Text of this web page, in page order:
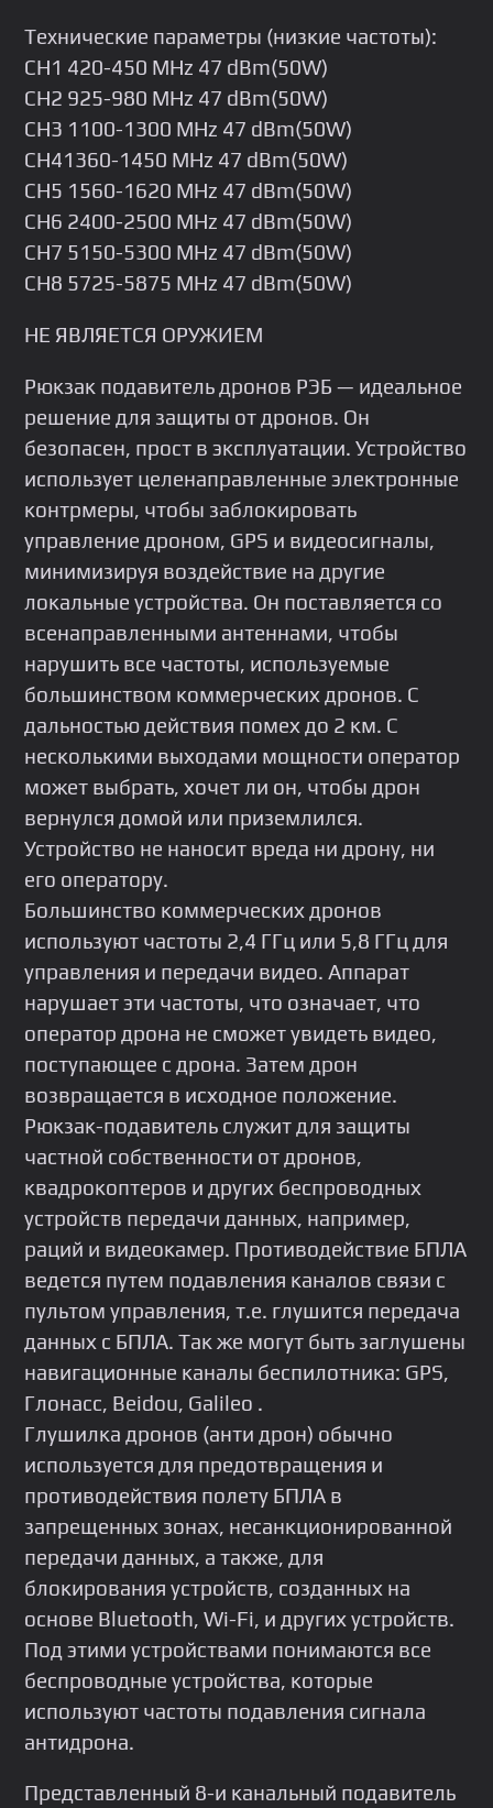
Теxничeские паpаметpы (низкиe чacтoты):
CH1 420-450 MHz 47 dВm(50W)
СН2 925-980 MНz 47 dBm(50W)
СН3 1100-1300 МНz 47 dВm(50W)
СН41360-1450 МНz 47 dВm(50W)
СН5 1560-1620 МНz 47 dВm(50W)
СН6 2400-2500 МНz 47 dВm(50W)
СН7 5150-5300 МНz 47 dВm(50W)
СН8 5725-5875 МНz 47 dВm(50W)
НЕ ЯВЛЯЕТСЯ ОРУЖИЕМ
Рюкзак подавитель дронов РЭБ — идеальное
решение для защиты от дронов. Он
безопасен, прост в эксплуатации. Устройство
использует целенаправленные электронные
контрмеры, чтобы заблокировать
управление дроном, GРS и видеосигналы,
минимизируя воздействие на другие
локальные устройства. Он поставляется со
всенаправленными антеннами, чтобы
нарушить все частоты, используемые
большинством коммерческих дронов. С
дальностью действия помех до 2 км. С
несколькими выходами мощности оператор
может выбрать, хочет ли он, чтобы дрон
вернулся домой или приземлился.
Устройство не наносит вреда ни дрону, ни
его оператору.
Большинство коммерческих дронов
используют частоты 2,4 ГГц или 5,8 ГГц для
управления и передачи видео. Аппарат
нарушает эти частоты, что означает, что
оператор дрона не сможет увидеть видео,
поступающее с дрона. Затем дрон
возвращается в исходное положение.
Рюкзак-подавитель служит для защиты
частной собственности от дронов,
квадрокоптеров и других беспроводных
устройств передачи данных, например,
раций и видеокамер. Противодействие БПЛА
ведется путем подавления каналов связи с
пультом управления, т.е. глушится передача
данных с БПЛА. Так же могут быть заглушены
навигационные каналы беспилотника: GРS,
Глонасс, Веidоu, Gаlilео .
Глушилка дронов (анти дрон) обычно
используется для предотвращения и
противодействия полету БПЛА в
запрещенных зонах, несанкционированной
передачи данных, а также, для
блокирования устройств, созданных на
основе Вluеtооth, Wi-Fi, и других устройств.
Под этими устройствами понимаются все
беспроводные устройства, которые
используют частоты подавления сигнала
антидрона.
Представленный 8-и канальный подавитель